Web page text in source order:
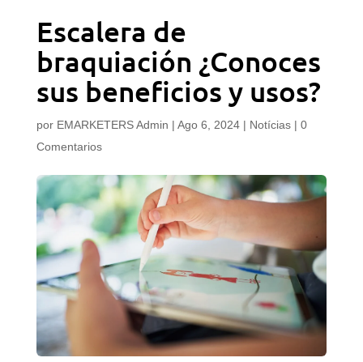
Escalera de
braquiación ¿Conoces
sus beneficios y usos?
por EMARKETERS Admin | Ago 6, 2024| Notícias| 0
Comentarios